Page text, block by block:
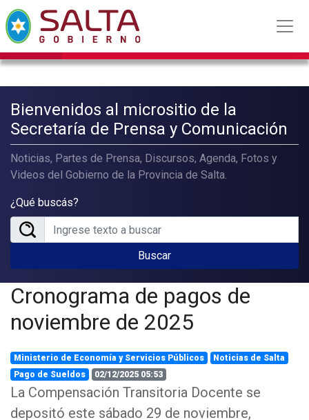
Bienvenidos al micrositio de la
Secretaría de Prensa y Comunicación
Noticias, Partes de Prensa, Discursos, Agenda, Fotos y
Videos del Gobierno de la Provincia de Salta.
¿Qué buscás?
Buscar
Cronograma de pagos de
noviembre de 2025
Ministerio de Economía y Servicios Públicos
Noticias de Salta
Pago de Sueldos
02/12/2025 05:53
La Compensación Transitoria Docente se
depositó este sábado 29 de noviembre,